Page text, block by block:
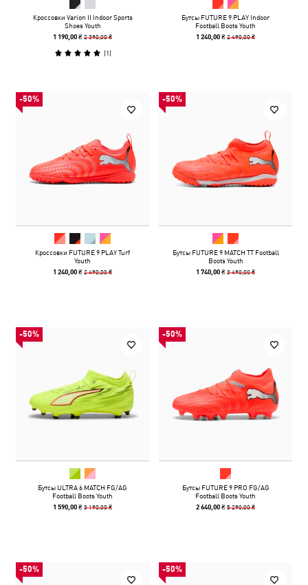
Кроссовки Varion II Indoor Sports
Shoes Youth
1 190,00 ₴2 390,00 ₴
(1)
Бутсы FUTURE 9 PLAY Indoor
Football Boots Youth
1 240,00 ₴2 490,00 ₴
-50%
Кроссовки FUTURE 9 PLAY Turf
Youth
1 240,00 ₴2 490,00 ₴
-50%
Бутсы FUTURE 9 MATCH TT Football
Boots Youth
1 740,00 ₴3 490,00 ₴
-50%
Бутсы ULTRA 6 MATCH FG/AG
Football Boots Youth
1 590,00 ₴3 190,00 ₴
-50%
Бутсы FUTURE 9 PRO FG/AG
Football Boots Youth
2 640,00 ₴5 290,00 ₴
-50% -50%